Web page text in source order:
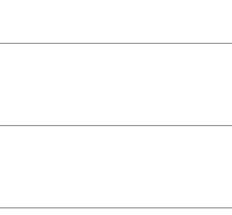
gemakkelijk te voet